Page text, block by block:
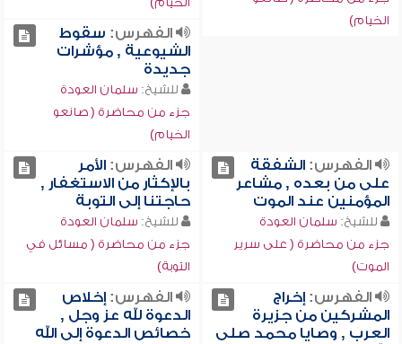
الخيام)
الفهرس: سقوط
الشيوعية , مؤشرات
جديدة
للشيخ: سلمان العودة
جزء من محاضرة ( صانعو
الخيام)
الفهرس:الشفقة
على من بعده , مشاعر
المؤمنين عند الموت
للشيخ: سلمان العودة
جزء من محاضرة ( على سرير
الموت)
الفهرس:الأمر
بالإكثار من الاستغفار ,
حاجتنا إلى التوبة
للشيخ: سلمان العودة
جزء من محاضرة ( مسائل في
التوبة)
الفهرس:إخراج
المشركين من جزيرة
العرب , وصايا محمد صلى
الفهرس:إخلاص
الدعوة لله عز وجل ,
خصائص الدعوة إلى الله